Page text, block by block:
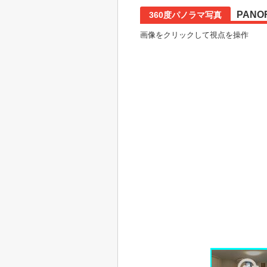
360度パノラマ写真
画像をクリックして視点を操作